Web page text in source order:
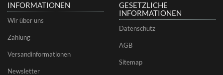
INFORMATIONEN
Wir über uns
Zahlung
Versandinformationen
Newsletter
GESETZLICHE
INFORMATIONEN
Datenschutz
AGB
Sitemap